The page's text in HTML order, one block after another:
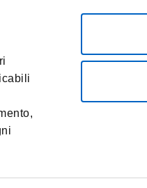
sito
Milano (Italia).